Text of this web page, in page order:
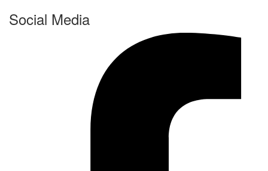
Social Media